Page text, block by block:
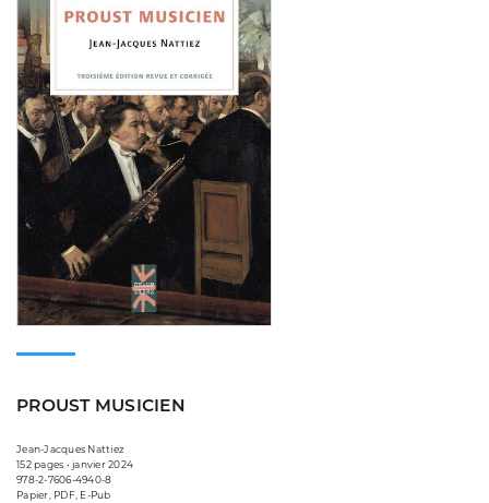
PROUST MUSICIEN
Jean-Jacques Nattiez
152 pages • janvier 2024
978-2-7606-4940-8
Papier, PDF, E-Pub